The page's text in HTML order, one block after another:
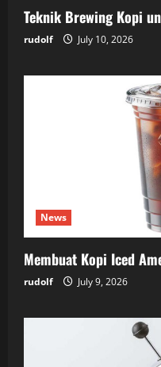
Teknik Brewing Kopi
rudolf July 10, 2026
News
Membuat Kopi Iced
rudolf July 9, 2026